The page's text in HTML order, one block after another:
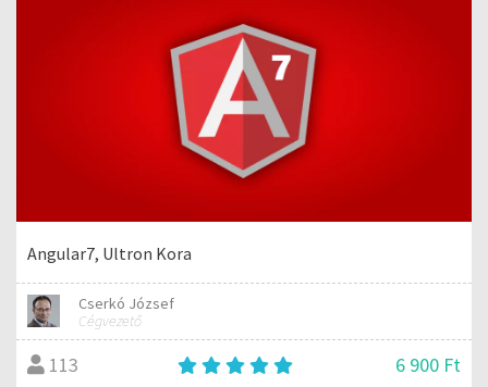
Angular7, Ultron Kora
Cserkó József
Cégvezető
113 6 900 Ft